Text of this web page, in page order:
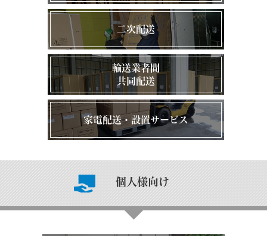
二次配送
輸送業者間
共同配送
家電配送・設置サービス
個人様向け